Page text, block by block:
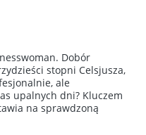
Dobór
stopni Celsjusza,
ale
upalnych dni? Kluczem
na sprawdzoną